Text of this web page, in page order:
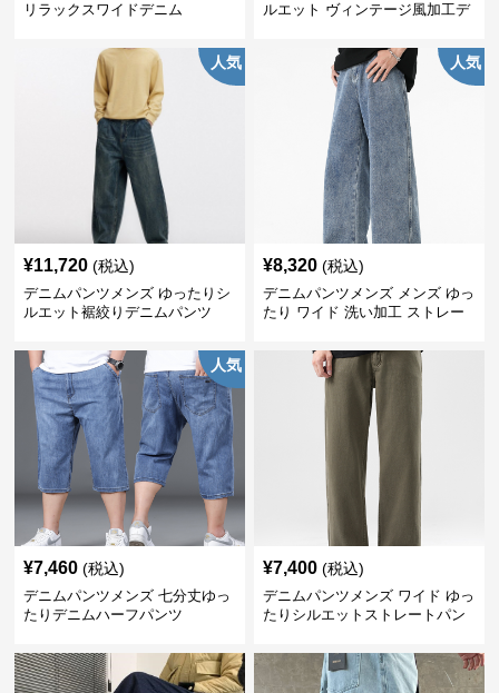
リラックスワイドデニム
ルエット ヴィンテージ風加工デ
人気
¥11,720 (税込)
デニムパンツメンズ ゆったりシ
ルエット裾絞りデニムパンツ
人気
¥8,320 (税込)
デニムパンツメンズ メンズ ゆっ
たり ワイド 洗い加工 ストレー
人気
¥7,460 (税込)
デニムパンツメンズ 七分丈ゆっ
たりデニムハーフパンツ
¥7,400 (税込)
デニムパンツメンズ ワイド ゆっ
たりシルエットストレートパン